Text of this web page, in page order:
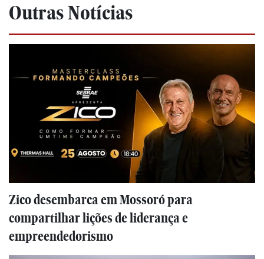
Outras Notícias
Zico desembarca em Mossoró para
compartilhar lições de liderança e
empreendedorismo